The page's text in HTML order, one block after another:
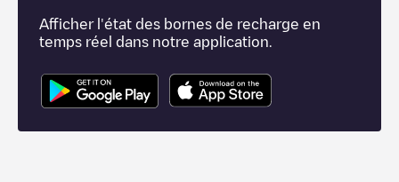
Afficher l'état des bornes de recharge en
temps réel dans notre application.